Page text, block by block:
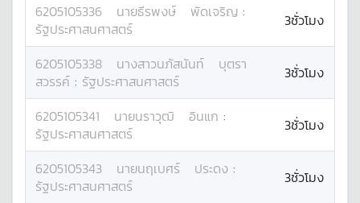
6205105336 นายธีรพงษ์ พัดเจริญ :
รัฐประศาสนศาสตร์
3ชั่วโมง
6205105338 นางสาวนภัสนันท์
บุตรา
สวรรค์ : รัฐประศาสนศาสตร์ 3ชั่วโมง
6205105341 นายนราวุฒิ อินแก :
รัฐประศาสนศาสตร์
3ชั่วโมง
6205105343 นายนฤเบศร์ ประดง :
รัฐประศาสนศาสตร์
3ชั่วโมง